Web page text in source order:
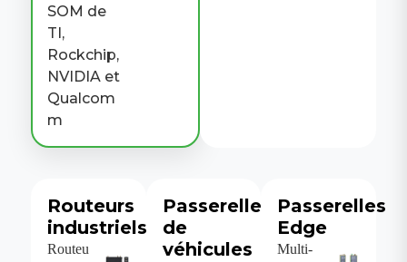
SOM de
TI,
Rockchip,
NVIDIA et
Qualcom
m
Routeurs
industriels
Routeu
Passerelles
de
véhicules
Passerelles
Edge
Multi-